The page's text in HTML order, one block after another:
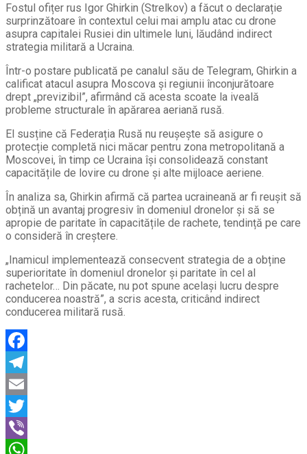
Fostul ofițer rus Igor Ghirkin (Strelkov) a făcut o declarație
surprinzătoare în contextul celui mai amplu atac cu drone
asupra capitalei Rusiei din ultimele luni, lăudând indirect
strategia militară a Ucraina.
Într-o postare publicată pe canalul său de Telegram, Ghirkin a
calificat atacul asupra Moscova și regiunii înconjurătoare
drept „previzibil”, afirmând că acesta scoate la iveală
probleme structurale în apărarea aeriană rusă.
El susține că Federația Rusă nu reușește să asigure o
protecție completă nici măcar pentru zona metropolitană a
Moscovei, în timp ce Ucraina își consolidează constant
capacitățile de lovire cu drone și alte mijloace aeriene.
În analiza sa, Ghirkin afirmă că partea ucraineană ar fi reușit să
obțină un avantaj progresiv în domeniul dronelor și să se
apropie de paritate în capacitățile de rachete, tendință pe care
o consideră în creștere.
„Inamicul implementează consecvent strategia de a obține
superioritate în domeniul dronelor și paritate în cel al
rachetelor… Din păcate, nu pot spune același lucru despre
conducerea noastră”, a scris acesta, criticând indirect
conducerea militară rusă.